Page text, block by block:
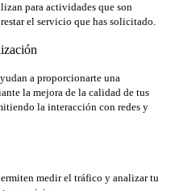
para actividades que son
el servicio que has solicitado.
a proporcionarte una
la mejora de la calidad de tus
la interacción con redes y
medir el tráfico y analizar tu